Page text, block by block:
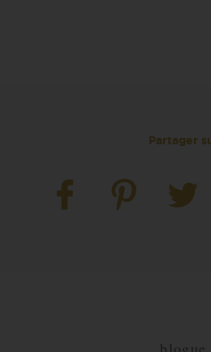
Partager
blogue